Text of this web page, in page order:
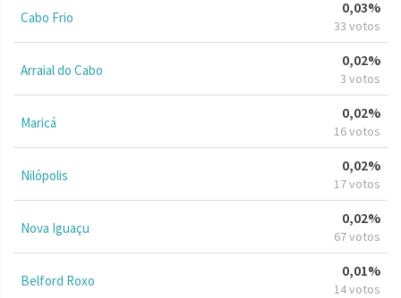
Cabo Frio
0,03%
33 votos
Arraial do Cabo
0,02%
3 votos
Maricá
0,02%
16 votos
Nilópolis
0,02%
17 votos
Nova Iguaçu
0,02%
67 votos
Belford Roxo
0,01%
14 votos